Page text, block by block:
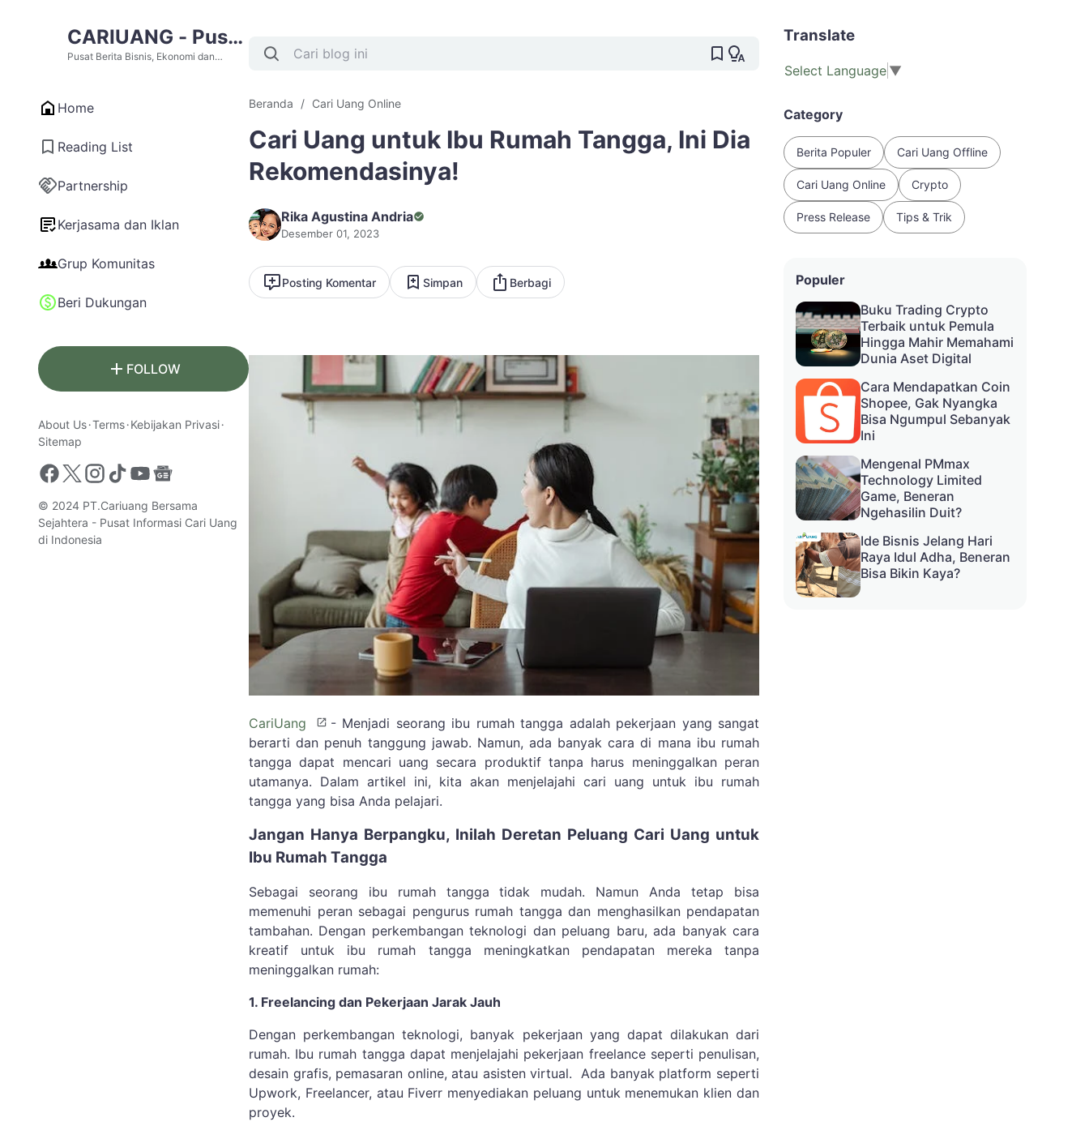
CARIUANG - Pusat
Berita Bisnis,
Uang Terupdate
Hari Ini
Pusat Berita Bisnis, Ekonomi dan
Home
Reading List
Partnership
Kerjasama dan Iklan
Grup Komunitas
Beri Dukungan
FOLLOW
About Us Terms Kebijakan Privasi
Sitemap
© 2024 PT.Cariuang Bersama
Sejahtera - Pusat Informasi Cari Uang
di Indonesia
Beranda Cari Uang Online
Cari Uang untuk Ibu Rumah Tangga, Ini Dia
Rekomendasinya!
Rika Agustina Andria
Desember 01, 2023
Posting Komentar Simpan Berbagi
CariUang
- Menjadi seorang ibu rumah tangga adalah pekerjaan yang sangat
berarti dan penuh tanggung jawab. Namun, ada banyak cara di mana ibu rumah
tangga dapat mencari uang secara produktif tanpa harus meninggalkan peran
utamanya. Dalam artikel ini, kita akan menjelajahi cari uang untuk ibu rumah
tangga yang bisa Anda pelajari.
Jangan Hanya Berpangku, Inilah Deretan Peluang Cari Uang untuk
Ibu Rumah Tangga
Sebagai seorang ibu rumah tangga tidak mudah. Namun Anda tetap bisa
memenuhi peran sebagai pengurus rumah tangga dan menghasilkan pendapatan
tambahan. Dengan perkembangan teknologi dan peluang baru, ada banyak cara
kreatif untuk ibu rumah tangga meningkatkan pendapatan mereka tanpa
meninggalkan rumah:
1. Freelancing dan Pekerjaan Jarak Jauh
Dengan perkembangan teknologi, banyak pekerjaan yang dapat dilakukan dari
rumah. Ibu rumah tangga dapat menjelajahi pekerjaan freelance seperti penulisan,
desain grafis, pemasaran online, atau asisten virtual.
Ada banyak platform seperti
Upwork, Freelancer, atau Fiverr menyediakan peluang untuk menemukan klien dan
proyek.
Translate
Select Language ▼
Category
Berita Populer Cari Uang Offline
Cari Uang Online Crypto
Press Release Tips & Trik
Populer
Buku Trading Crypto
Terbaik untuk Pemula
Hingga Mahir Memahami
Dunia Aset Digital
Cara Mendapatkan Coin
Shopee, Gak Nyangka
Bisa Ngumpul Sebanyak
Ini
Mengenal PMmax
Technology Limited
Game, Beneran
Ngehasilin Duit?
Ide Bisnis Jelang Hari
Raya Idul Adha, Beneran
Bisa Bikin Kaya?